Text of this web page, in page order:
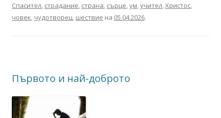
Спасител, страдание, страна, сърце,ум,учител,Христос,
човек, чудотворец, шествие на 05.04.2026.
Първото и най-доброто